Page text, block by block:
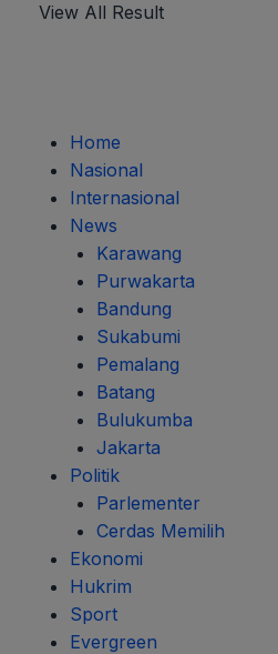
View All Result
Home
Nasional
Internasional
News
Karawang
Purwakarta
Bandung
Sukabumi
Pemalang
Batang
Bulukumba
Jakarta
Politik
Parlementer
Cerdas Memilih
Ekonomi
Hukrim
Sport
Evergreen